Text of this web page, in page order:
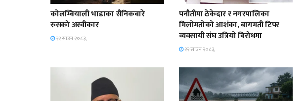
कोलम्बियाली भाडाका सैनिकबारे
रुसको अस्वीकार
२२ साउन २०८३,
पनौतीमा ठेकेदार र नगरपालिका
मिलोमतोको आशंका, बागमती टिपर
व्यवसायी संघ उत्रियो बिरोधमा
२२ साउन २०८३,